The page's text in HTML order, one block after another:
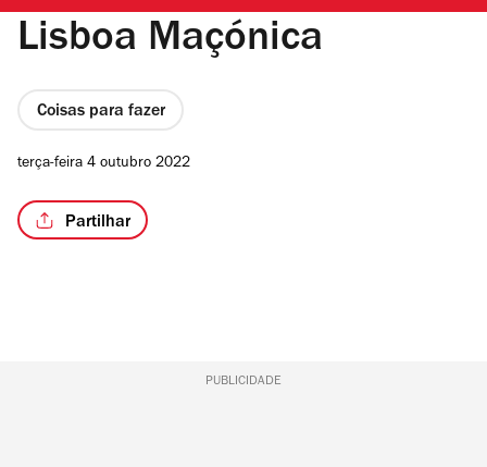
Lisboa Maçónica
Coisas para fazer
terça-feira 4 outubro 2022
Partilhar
PUBLICIDADE